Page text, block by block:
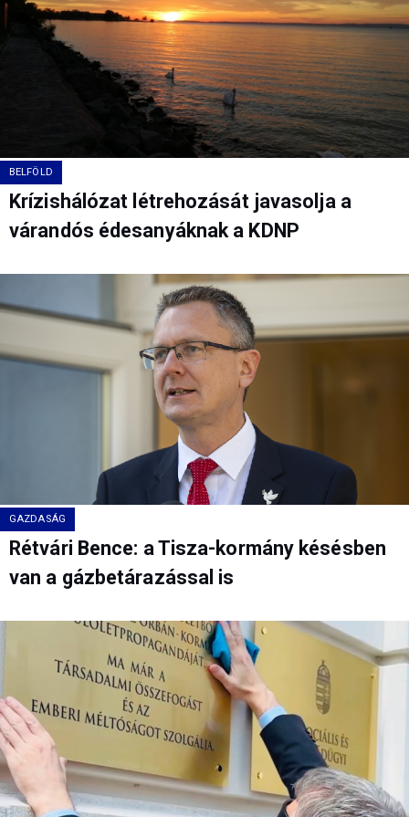
BELFÖLD
Krízishálózat létrehozását javasolja a
várandós édesanyáknak a KDNP
GAZDASÁG
Rétvári Bence: a Tisza-kormány késésben
van a gázbetárazással is